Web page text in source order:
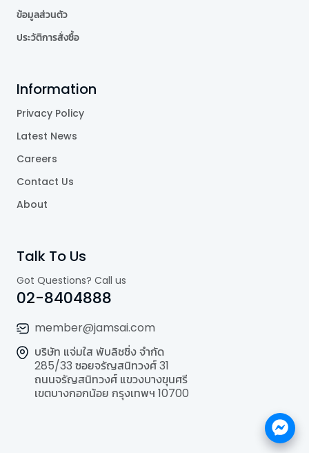
ข้อมูลส่วนตัว
ประวัติการสั่งซื้อ
Information
Privacy Policy
Latest News
Careers
Contact Us
About
Talk To Us
Got Questions? Call us
02-8404888
member@jamsai.com
บริษัท แจ่มใส พับลิชชิ่ง จำกัด
285/33 ซอยจรัญสนิทวงศ์ 31
ถนนจรัญสนิทวงศ์ แขวงบางขุนศรี
เขตบางกอกน้อย กรุงเทพฯ 10700